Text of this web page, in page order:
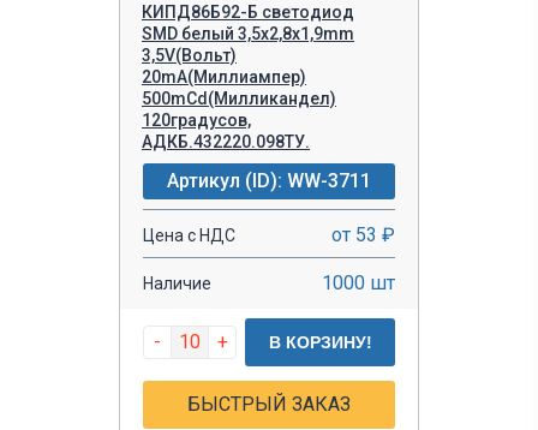
КИПД86Б92-Б светодиод
SMD белый 3,5х2,8х1,9mm
3,5V(Вольт)
20mA(Миллиампер)
500mCd(Милликандел)
120градусов,
АДКБ.432220.098ТУ.
Артикул (ID): WW-3711
Цена с НДС от 53 ₽
Наличие 1000 шт
- + В КОРЗИНУ!
БЫСТРЫЙ ЗАКАЗ